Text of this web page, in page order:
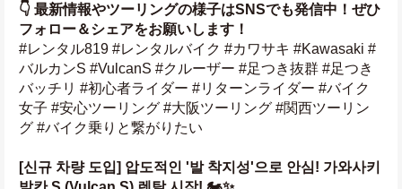
👇 最新情報やツーリングの様子はSNSでも発信中！ぜひ
フォロー＆シェアをお願いします！
#レンタル819 #レンタルバイク #カワサキ #Kawasaki #
バルカンS #VulcanS #クルーザー #足つき抜群 #足つき
バッチリ #初心者ライダー #リターンライダー #バイク
女子 #安心ツーリング #大阪ツーリング #関西ツーリン
グ #バイク乗りと繋がりたい
[신규 차량 도입] 압도적인 '발 착지성'으로 안심! 가와사키